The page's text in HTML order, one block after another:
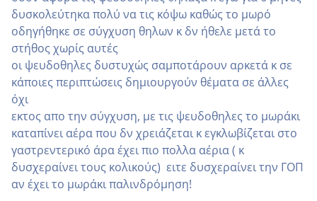
δυσκολεύτηκα πολύ να τις κόψω καθώς το μωρό
οδηγήθηκε σε σύγχυση θηλων κ δν ήθελε μετά το
στήθος χωρίς αυτές
οι ψευδοθηλες δυστυχώς σαμποτάρουν αρκετά κ σε
κάποιες περιπτώσεις δημιουργούν θέματα σε άλλες
όχι
εκτος απο την σύγχυση, με τις ψευδοθηλες το μωράκι
καταπίνει αέρα που δν χρειάζεται κ εγκλωβίζεται στο
γαστρεντερικό άρα έχει πιο πολλα αέρια ( κ
δυσχεραίνει τους κολικούς) ειτε δυσχεραίνει την ΓΟΠ
αν έχει το μωράκι παλινδρόμηση!